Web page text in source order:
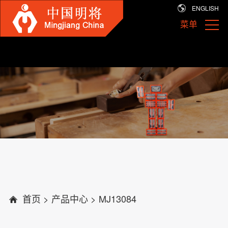
ENGLISH
菜单
首页 > 产品中心 > MJ13084